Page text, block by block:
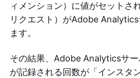
ィメンション）に値がセットさ
リクエスト）がAdobe
ます。
その結果、Adobe Analyticsサ
が記録される回数が「インスタ